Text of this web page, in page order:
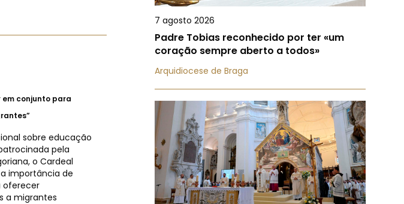
em conjunto para
sobre educação
pela
o Cardeal
a importância de
oferecer
a migrantes
7 agosto 2026
Padre Tobias reconhecido por ter «um
coração sempre aberto a todos»
Arquidiocese de Braga